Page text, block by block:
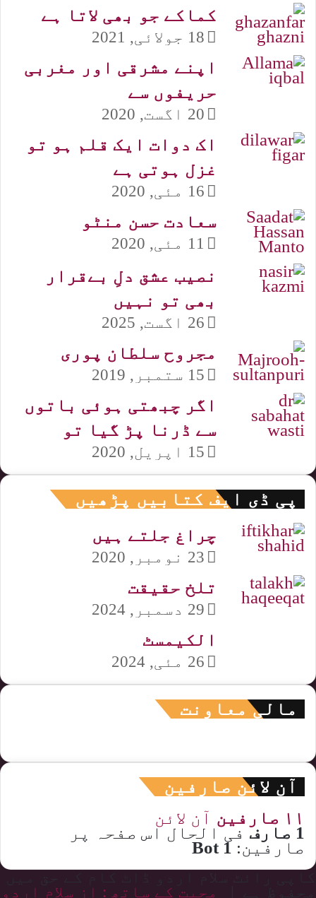
کماکے جو بھی لاتا ہے
18 جولائی, 2021
اپنے مشرقی اور مغربی
حریفوں سے
20 اگست, 2020
اک دوات ایک قلم ہو تو
غزل ہوتی ہے
16 مئی, 2020
سعادت حسن منٹو
11 مئی, 2020
نصیب عشق دلِ بےقرار
بھی تو نہیں
26 اگست, 2025
مجروح سلطان پوری
15 ستمبر, 2019
اگر چبھتی ہوئی باتوں
سے ڈرنا پڑ گیا تو
15 اپریل, 2020
پی ڈی ایف کتابیں پڑھیں
چراغ جلتے ہیں
23 نومبر, 2020
تلخ حقیقت
29 دسمبر, 2024
الکیمسٹ
26 مئی, 2024
مالی معاونت
آن لائن صارفین
۱۱ صارفین آن لائن
1 صارف فی الحال اس صفحہ پر
صارفین: 1 Bot
محبت کے ساتھ : از سلام اردو